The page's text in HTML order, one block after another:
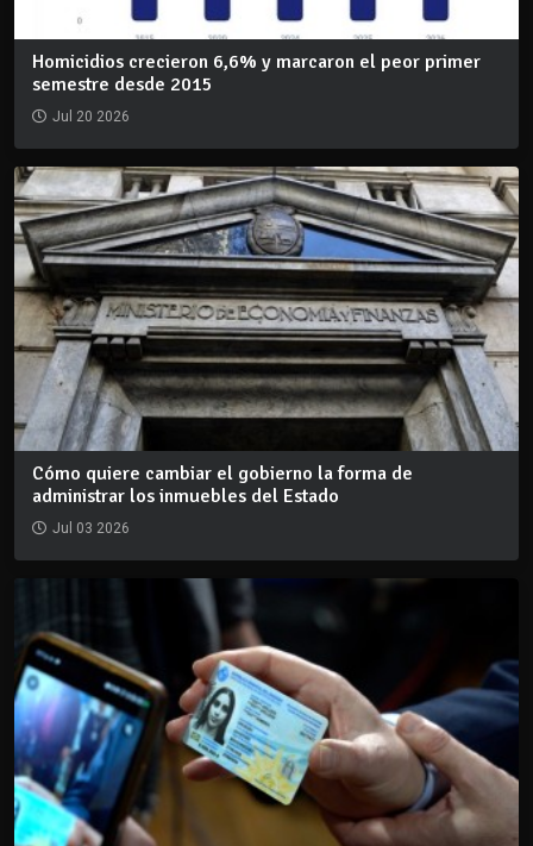
Homicidios crecieron 6,6% y marcaron el peor primer
semestre desde 2015
Jul 20 2026
Cómo quiere cambiar el gobierno la forma de
administrar los inmuebles del Estado
Jul 03 2026